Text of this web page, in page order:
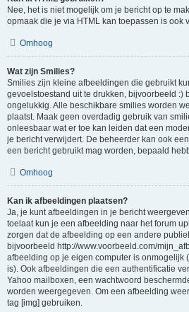
Nee, het is niet mogelijk om je bericht op te
opmaak die je via HTML kan toepassen is ook
Omhoog
Wat zijn Smilies?
Smilies zijn kleine afbeeldingen die gebruikt
gevoelstoestand uit te drukken, bijvoorbeeld :)
ongelukkig. Alle beschikbare smilies worden
plaatst. Maak geen overdadig gebruik van
onleesbaar wat er toe kan leiden dat een
je bericht verwijdert. De beheerder kan ook
een bericht gebruikt mag worden, bepaald
Omhoog
Kan ik afbeeldingen plaatsen?
Ja, je kunt afbeeldingen in je bericht
toelaat kun je een afbeelding naar het forum
zorgen dat de afbeelding op een andere
bijvoorbeeld http://www.voorbeeld.com/
afbeelding op je eigen computer is onmogelijk
is). Ook afbeeldingen die een authentificatie
Yahoo mailboxen, een wachtwoord
worden weergegeven. Om een afbeelding
tag [img] gebruiken.